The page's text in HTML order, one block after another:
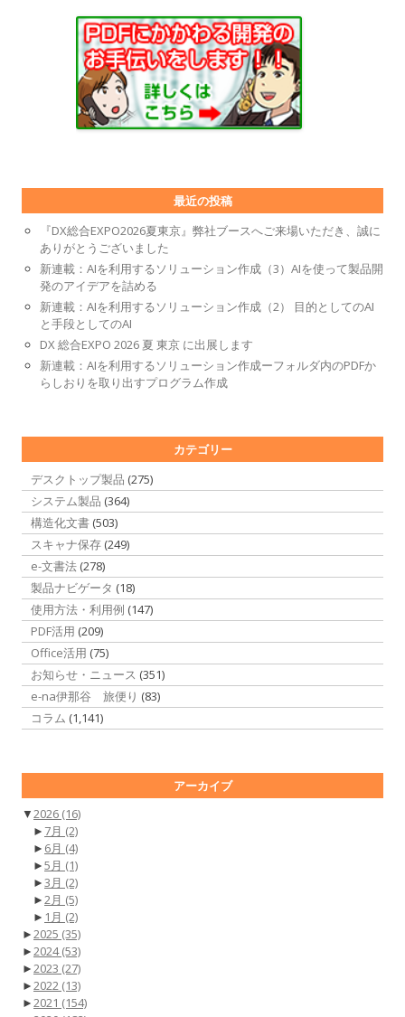
最近の投稿
『DX総合EXPO2026夏東京』弊社ブースへご来場いただき、誠に
ありがとうございました
新連載：AIを利用するソリューション作成（3）AIを使って製品開
発のアイデアを詰める
新連載：AIを利用するソリューション作成（2） 目的としてのAI
と手段としてのAI
DX 総合EXPO 2026 夏 東京 に出展します
新連載：AIを利用するソリューション作成ーフォルダ内のPDFか
らしおりを取り出すプログラム作成
カテゴリー
デスクトップ製品 (275)
システム製品 (364)
構造化文書 (503)
スキャナ保存 (249)
e-文書法 (278)
製品ナビゲータ (18)
使用方法・利用例 (147)
PDF活用 (209)
Office活用 (75)
お知らせ・ニュース (351)
e-na伊那谷 旅便り (83)
コラム (1,141)
アーカイブ
▼2026 (16)
► 7月 (2)
► 6月 (4)
►5月 (1)
►3月 (2)
►2月 (5)
► 1月 (2)
►2025 (35)
►2024(53)
►2023 (27)
►2022 (13)
►2021 (154)